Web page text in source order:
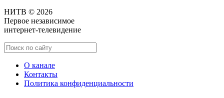
НИТВ © 2026
Первое независимое
интернет-телевидение
О канале
Контакты
Политика конфиденциальности